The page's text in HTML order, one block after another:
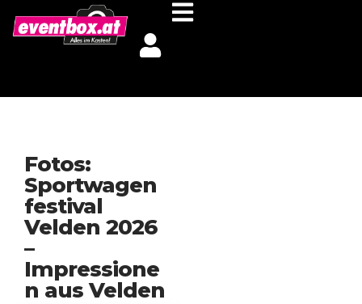
Fotos:
Sportwagen
festival
Velden 2026
–
Impressione
n aus Velden